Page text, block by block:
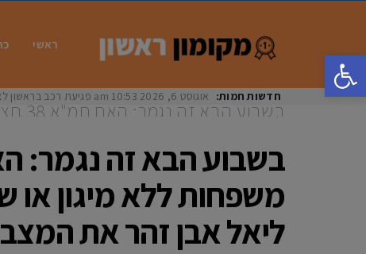
פתח סרגל נגישות
ראשי
חדשות חמות: אוגוסט 6, 2026 10:53 am פגיעת רכב בראשון לציון: בת 33 נפצעה באורח
ללא מיגון או שיפוץ? בכתבה חושפת
משפחות ללא מיגון או
ליאל אבן זהר את המצב